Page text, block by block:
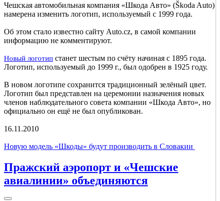
Чешская автомобильная компания «Шкода Авто» (Škoda Auto)
намерена изменить логотип, используемый с 1999 года.
Об этом стало известно сайту Auto.cz, в самой компании
информацию не комментируют.
Новый логотип станет шестым по счёту начиная с 1895 года.
Логотип, используемый до 1999 г., был одобрен в 1925 году.
В новом логотипе сохранится традиционный зелёный цвет.
Логотип был представлен на церемонии назначения новых
членов наблюдательного совета компании «Шкода Авто», но
официально он ещё не был опубликован.
16.11.2010
Новую модель «Шкоды» будут производить в Словакии
Пражский аэропорт и «Чешские
авиалинии» объединяются